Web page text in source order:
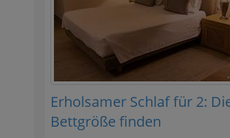
Erholsamer Schlaf für 2:
Bettgröße finden